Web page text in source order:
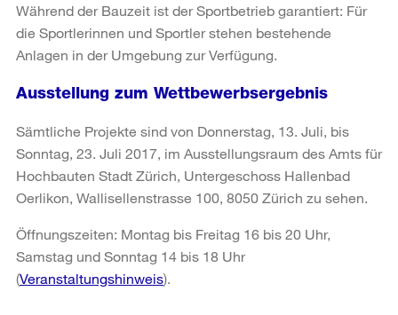
Während der Bauzeit ist der Sportbetrieb garantiert: Für
die Sportlerinnen und Sportler stehen bestehende
Anlagen in der Umgebung zur Verfügung.
Ausstellung zum Wettbewerbsergebnis
Sämtliche Projekte sind von Donnerstag, 13. Juli, bis
Sonntag, 23. Juli 2017, im Ausstellungsraum des Amts für
Hochbauten Stadt Zürich, Untergeschoss Hallenbad
Oerlikon, Wallisellenstrasse 100, 8050 Zürich zu sehen.
Öffnungszeiten: Montag bis Freitag 16 bis 20 Uhr,
Samstag und Sonntag 14 bis 18 Uhr
(Veranstaltungshinweis).